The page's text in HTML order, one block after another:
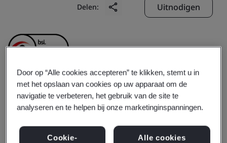
Delen: Uitnodigen
Lutron GL Electronic
(Shanghai) Co., Ltd.
Door op “Alle cookies accepteren” te klikken, stemt u in
met het opslaan van cookies op uw apparaat om de
navigatie te verbeteren, het gebruik van de site te
analyseren en te helpen bij onze marketinginspanningen.
Cookie-
Alle cookies